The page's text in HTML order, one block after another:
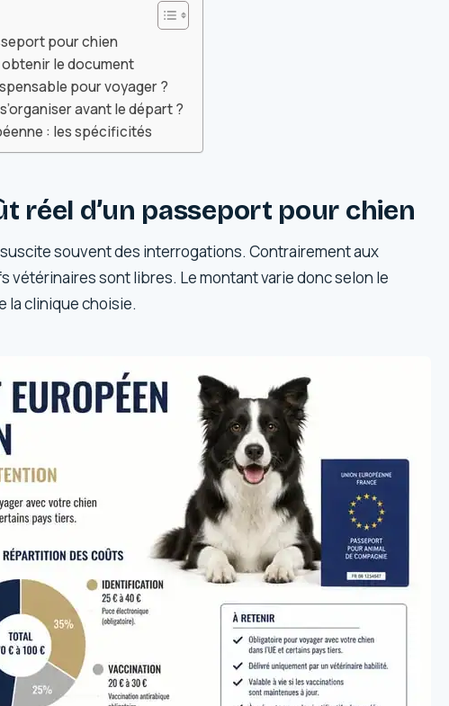
pour chien
le document
pour voyager ?
avant le départ ?
: les spécificités
réel d’un passeport pour chien
souvent des interrogations. Contrairement aux
vétérinaires sont libres. Le montant varie donc selon le
la clinique choisie.